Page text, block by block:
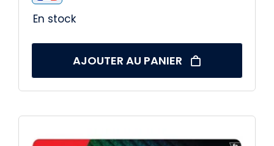
En stock
AJOUTER AU PANIER